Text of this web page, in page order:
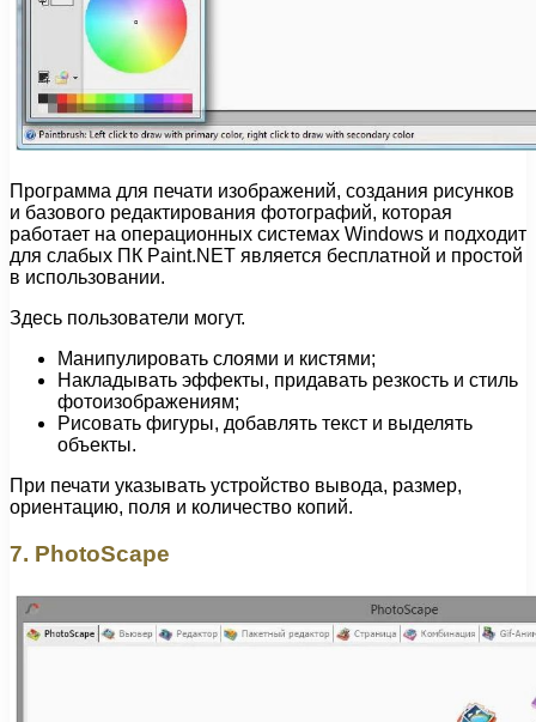
Программа для печати изображений, создания рисунков
и базового редактирования фотографий, которая
работает на операционных системах Windows и подходит
для слабых ПК Paint.NET является бесплатной и простой
в использовании.
Здесь пользователи могут.
Манипулировать слоями и кистями;
Накладывать эффекты, придавать резкость и стиль
фотоизображениям;
Рисовать фигуры, добавлять текст и выделять
объекты.
При печати указывать устройство вывода, размер,
ориентацию, поля и количество копий.
7. PhotoScape